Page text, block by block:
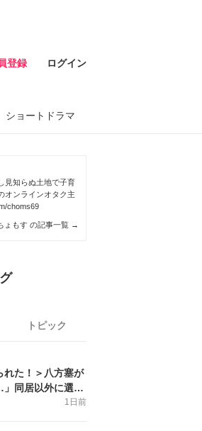
登録 ログイン
ショートドラマ
見知らぬ土地で子育
ンラインオタク主
choms69
ょもす の記事一覧 →
トピック
れた！＞八方塞が
同居以外に選択
】
1日前